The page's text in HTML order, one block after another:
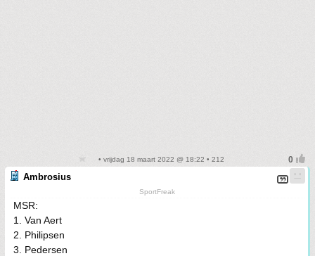
• vrijdag 18 maart 2022 @ 18:22 • 212
Ambrosius
SportFreak
MSR:
1. Van Aert
2. Philipsen
3. Pedersen